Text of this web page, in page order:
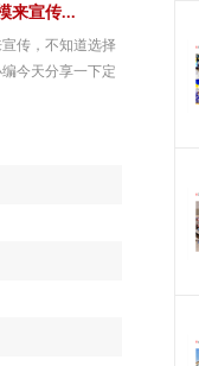
来宣传...
传，不知道选择
今天分享一下定